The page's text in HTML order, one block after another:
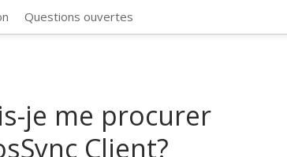
Questions ouvertes
je me procurer
Client?